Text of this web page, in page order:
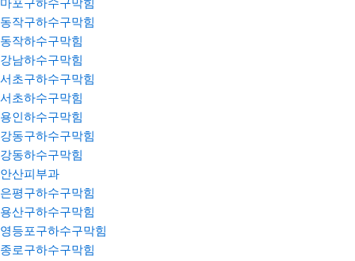
마포구하수구막힘
동작구하수구막힘
동작하수구막힘
강남하수구막힘
서초구하수구막힘
서초하수구막힘
용인하수구막힘
강동구하수구막힘
강동하수구막힘
안산피부과
은평구하수구막힘
용산구하수구막힘
영등포구하수구막힘
종로구하수구막힘